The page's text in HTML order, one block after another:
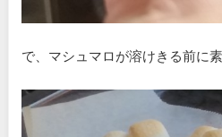
で、マシュマロが溶けきる前に